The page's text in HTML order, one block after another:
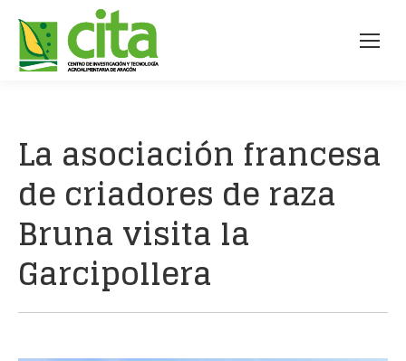
La asociación francesa
de criadores de raza
Bruna visita la
Garcipollera